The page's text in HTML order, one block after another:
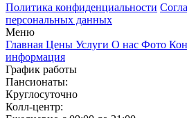
Политика конфиденциальности
персональных данных
Меню
Главная Цены Услуги О нас Фото
информация
График работы
Пансионаты:
Круглосуточно
Колл-центр: